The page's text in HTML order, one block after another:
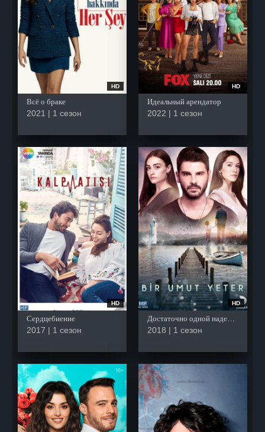
HD
Всё о браке
2021 | 1 сезон
HD
Идеальный арендатор
2022 | 1 сезон
HD
Сердцебиение
2017 | 1 сезон
HD
Достаточно одной надежды
2018 | 1 сезон